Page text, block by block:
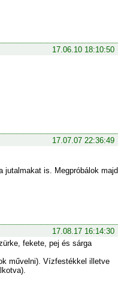
17.06.10 18:10:50
17.07.07 22:36:49
jutalmakat is. Megpróbálok majd
17.08.17 16:14:30
fekete, pej és sárga
művelni). Vízfestékkel illetve